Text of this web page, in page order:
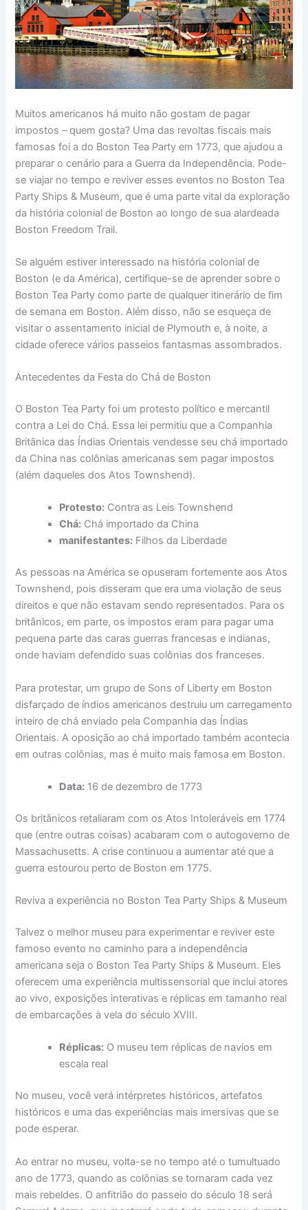
Muitos americanos há muito não gostam de pagar
impostos – quem gosta? Uma das revoltas fiscais mais
famosas foi a do Boston Tea Party em 1773, que ajudou a
preparar o cenário para a Guerra da Independência. Pode-
se viajar no tempo e reviver esses eventos no Boston Tea
Party Ships & Museum, que é uma parte vital da exploração
da história colonial de Boston ao longo de sua alardeada
Boston Freedom Trail.
Se alguém estiver interessado na história colonial de
Boston (e da América), certifique-se de aprender sobre o
Boston Tea Party como parte de qualquer itinerário de fim
de semana em Boston. Além disso, não se esqueça de
visitar o assentamento inicial de Plymouth e, à noite, a
cidade oferece vários passeios fantasmas assombrados.
Antecedentes da Festa do Chá de Boston
O Boston Tea Party foi um protesto político e mercantil
contra a Lei do Chá. Essa lei permitiu que a Companhia
Britânica das Índias Orientais vendesse seu chá importado
da China nas colônias americanas sem pagar impostos
(além daqueles dos Atos Townshend).
Protesto: Contra as Leis Townshend
Chá: Chá importado da China
manifestantes: Filhos da Liberdade
As pessoas na América se opuseram fortemente aos Atos
Townshend, pois disseram que era uma violação de seus
direitos e que não estavam sendo representados. Para os
britânicos, em parte, os impostos eram para pagar uma
pequena parte das caras guerras francesas e indianas,
onde haviam defendido suas colônias dos franceses.
Para protestar, um grupo de Sons of Liberty em Boston
disfarçado de índios americanos destruiu um carregamento
inteiro de chá enviado pela Companhia das Índias
Orientais. A oposição ao chá importado também acontecia
em outras colônias, mas é muito mais famosa em Boston.
Data: 16 de dezembro de 1773
Os britânicos retaliaram com os Atos Intoleráveis ​​em 1774
que (entre outras coisas) acabaram com o autogoverno de
Massachusetts. A crise continuou a aumentar até que a
guerra estourou perto de Boston em 1775.
Reviva a experiência no Boston Tea Party Ships & Museum
Talvez o melhor museu para experimentar e reviver este
famoso evento no caminho para a independência
americana seja o Boston Tea Party Ships & Museum. Eles
oferecem uma experiência multissensorial que inclui atores
ao vivo, exposições interativas e réplicas em tamanho real
de embarcações à vela do século XVIII.
Réplicas: O museu tem réplicas de navios em
escala real
No museu, você verá intérpretes históricos, artefatos
históricos e uma das experiências mais imersivas que se
pode esperar.
Ao entrar no museu, volta-se no tempo até o tumultuado
ano de 1773, quando as colônias se tornaram cada vez
mais rebeldes. O anfitrião do passeio do século 18 será